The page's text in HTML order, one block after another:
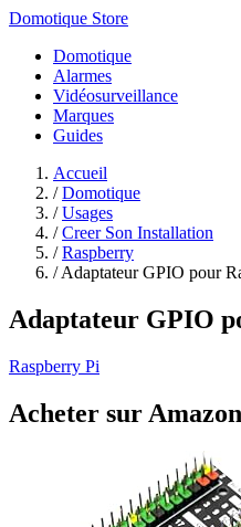
Domotique Store
Domotique
Alarmes
Vidéosurveillance
Marques
Guides
Accueil
/ Domotique
/ Usages
/ Creer Son Installation
/ Raspberry
/ Adaptateur GPIO pour
Adaptateur GPIO
Raspberry Pi
Acheter sur Amazon